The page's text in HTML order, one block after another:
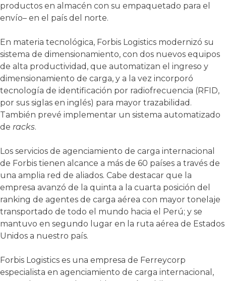
productos en almacén con su empaquetado para el
envío– en el país del norte.
En materia tecnológica, Forbis Logistics modernizó su
sistema de dimensionamiento, con dos nuevos equipos
de alta productividad, que automatizan el ingreso y
dimensionamiento de carga, y a la vez incorporó
tecnología de identificación por radiofrecuencia (RFID,
por sus siglas en inglés) para mayor trazabilidad.
También prevé implementar un sistema automatizado
de racks.
Los servicios de agenciamiento de carga internacional
de Forbis tienen alcance a más de 60 países a través de
una amplia red de aliados. Cabe destacar que la
empresa avanzó de la quinta a la cuarta posición del
ranking de agentes de carga aérea con mayor tonelaje
transportado de todo el mundo hacia el Perú; y se
mantuvo en segundo lugar en la ruta aérea de Estados
Unidos a nuestro país.
Forbis Logistics es una empresa de Ferreycorp
especialista en agenciamiento de carga internacional,